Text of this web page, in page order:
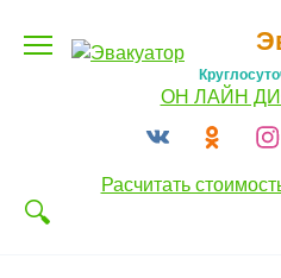
ОН ЛАЙН
Расчитать